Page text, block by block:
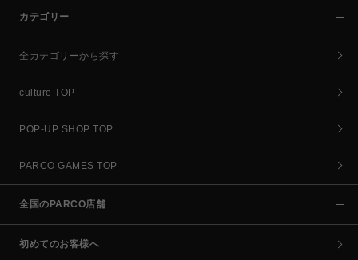
カテゴリー
全カテゴリーから探す
culture TOP
POP-UP SHOP TOP
PARCO GAMES TOP
全国のPARCO店舗
初めてのお客様へ